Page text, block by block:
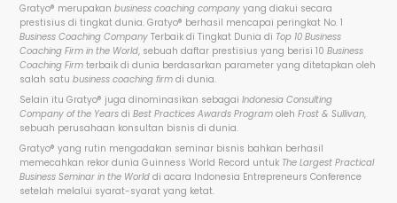
Gratyo® merupakanbusiness coaching companyyang diakui secara
prestisius di tingkat dunia. Gratyo® berhasil mencapai peringkat No. 1
Business Coaching Company Terbaik di Tingkat Dunia di Top 10 Business
Coaching Firm in the World, sebuah daftar prestisius yang berisi 10Business
Coaching Firm terbaik di dunia berdasarkan parameter yang ditetapkan oleh
salah satubusiness coaching firm di dunia.
Selain itu Gratyo® juga dinominasikan sebagaiIndonesia Consulting
Company of the Years diBest Practices Awards Program olehFrost & Sullivan,
sebuah perusahaan konsultan bisnis di dunia.
Gratyo®yang rutin mengadakan seminar bisnis bahkan berhasil
memecahkan rekor dunia Guinness World Record untuk The Largest Practical
Business Seminar in the Worlddi acara Indonesia Entrepreneurs Conference
setelah melalui syarat-syarat yang ketat.